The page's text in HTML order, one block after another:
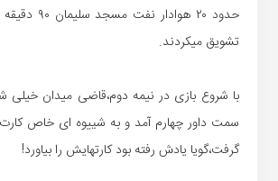
حدود ۲۰
تشویق میکردند.
با شروع بازی در نیمه دوم،قاضی میدان
سمت داور چهارم آمد و به شییوه ای خاص
گرفت،گویا یادش رفته بود کارتهایش را بیاورد!